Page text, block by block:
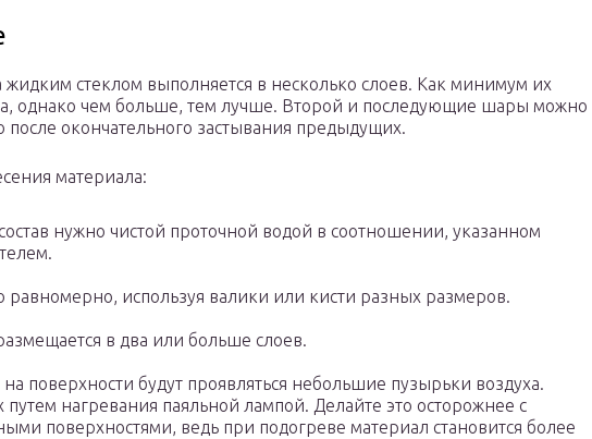
жидким стеклом выполняется в несколько слоев. Как минимум их
однако чем больше, тем лучше. Второй и последующие шары можно
после окончательного застывания предыдущих.
материала:
нужно чистой проточной водой в соотношении, указанном
равномерно, используя валики или кисти разных размеров.
в два или больше слоев.
поверхности будут проявляться небольшие пузырьки воздуха.
нагревания паяльной лампой. Делайте это осторожнее с
поверхностями, ведь при подогреве материал становится более